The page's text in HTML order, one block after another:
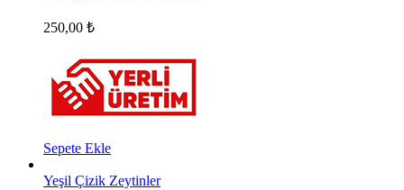
250,00 ₺
Sepete Ekle
Yeşil Çizik Zeytinler